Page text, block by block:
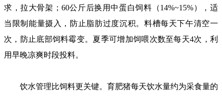
求，拉大骨架；60公斤后换用中蛋白饲料（14%~15%），适
当限制能量摄入，防止脂肪过度沉积。料槽每天下午清空一
次，防止底部饲料霉变。夏季可增加饲喂次数至每天4次，利
用早晚凉爽时段投料。
饮水管理比饲料更关键。育肥猪每天饮水量约为采食量的